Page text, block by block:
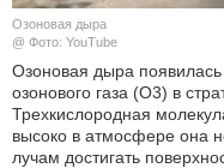
Озоновая дыра
@ Фото: YouTube
Озоновая дыра появилась
озонового газа (O3) в
Трехкислородная
высоко в атмосфере она
лучам достигать